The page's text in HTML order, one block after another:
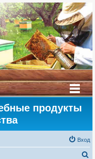
продукты
Вход